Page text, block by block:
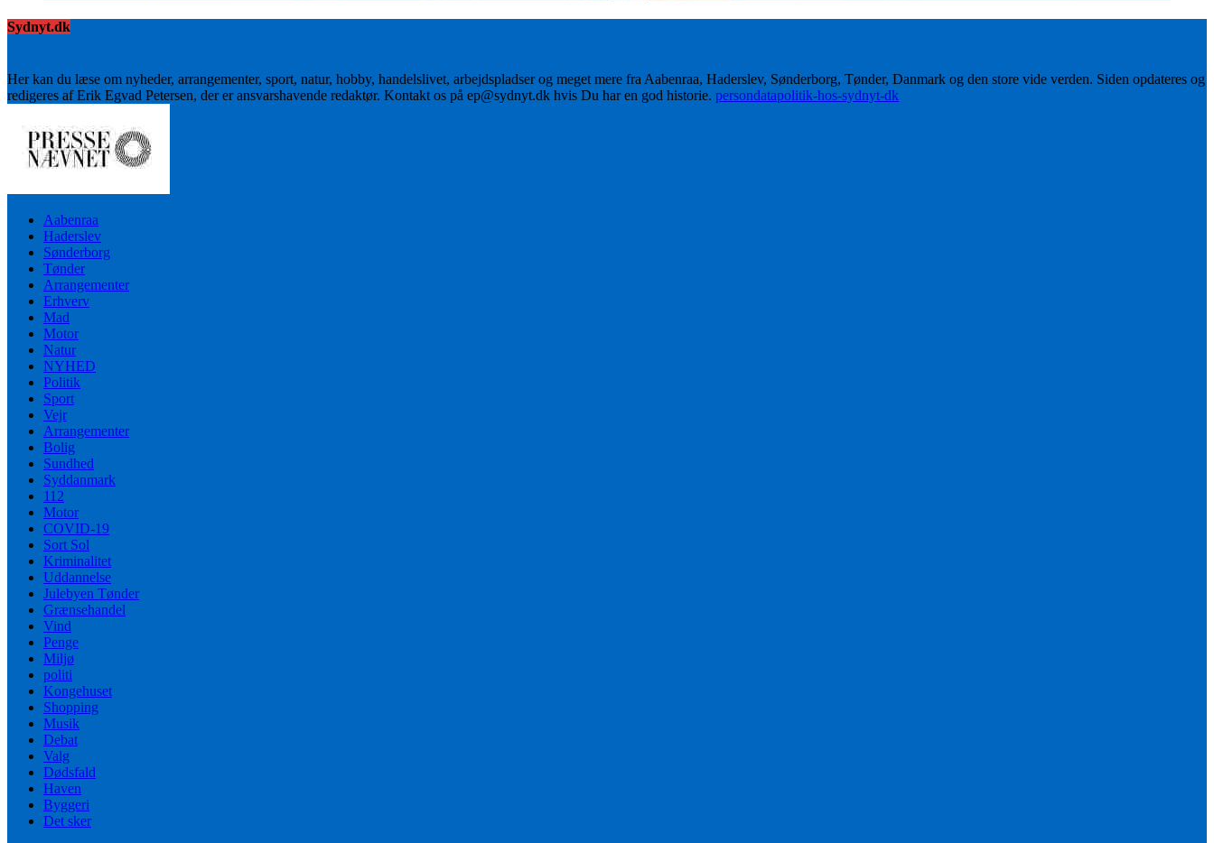
Sydnyt.dk
Her kan du læse om nyheder, arrangementer, sport, natur, hobby, handelslivet, arbejdspladser og meget mere fra Aabenraa, Haderslev, Sønderborg, Tønder, Danmark og den store vide verden. Siden opdateres og
redigeres af Erik Egvad Petersen, der er ansvarshavende redaktør. Kontakt os på ep@sydnyt.dk hvis Du har en god historie. persondatapolitik-hos-sydnyt-dk
Aabenraa
Haderslev
Sønderborg
Tønder
Arrangementer
Erhverv
Mad
Motor
Natur
NYHED
Politik
Sport
Vejr
Arrangementer
Bolig
Sundhed
Syddanmark
112
Motor
COVID-19
Sort Sol
Kriminalitet
Uddannelse
Julebyen Tønder
Grænsehandel
Vind
Penge
Miljø
politi
Kongehuset
Shopping
Musik
Debat
Valg
Dødsfald
Haven
Byggeri
Det sker